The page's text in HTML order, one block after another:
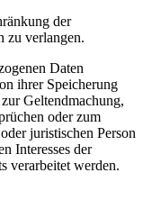
der
zu verlangen.
Daten
ihrer Speicherung
Geltendmachung,
oder zum
juristischen Person
Interesses der
verarbeitet werden.